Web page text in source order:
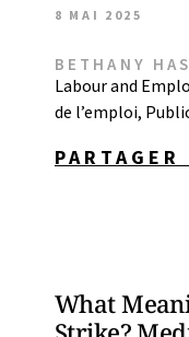
8 MAI 2025
BETHANY
Labour and
de l’emploi,
What